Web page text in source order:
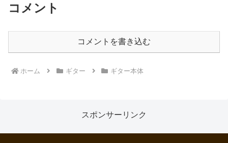
コメント
コメントを書き込む
ホーム ギター ギター本体
スポンサーリンク